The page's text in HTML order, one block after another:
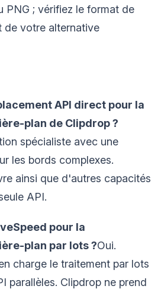
PNG ; vérifiez le format de
de votre alternative
API direct pour la
plan de Clipdrop ?
spécialiste avec une
les bords complexes.
ainsi que d'autres capacités
API.
pour la
plan par lots ?Oui.
charge le traitement par lots
parallèles. Clipdrop ne prend